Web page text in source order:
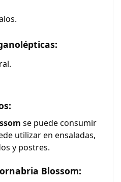
se puede consumir
utilizar en ensaladas,
y postres.
Blossom: